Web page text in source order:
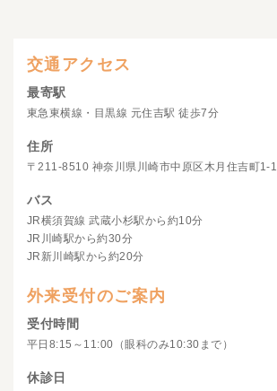
交通アクセス
最寄駅
東急東横線・目黒線 元住吉駅 徒歩7分
住所
〒211-8510 神奈川県川崎市中原区木月住吉町1-1
バス
JR横須賀線 武蔵小杉駅から約10分
JR川崎駅から約30分
JR新川崎駅から約20分
外来受付のご案内
受付時間
平日8:15～11:00（眼科のみ10:30まで）
休診日